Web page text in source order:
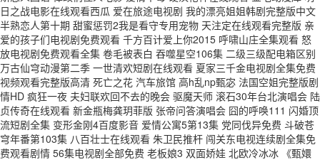
日之战电影在线观看西瓜 爱在旅途电视剧 我的漂亮姐姐韩剧完整版中文
半熟恋人第十期 甜蜜惩罚2我是看守专用宠物 天注定在线观看完整版 亲
爱的孩子们电视剧免费观看 千方百计爱上你2015 呼啸山庄全集观看 怒
放电视剧免费观看全集 卷毛被表白 吞噬星空106集 二级三级配电箱区别
万古仙穹动漫第二季 一世清欢短剧在线观看 夏家三千金电视剧全集免费
视频观看完整版高清 死亡之花 汽车旅馆 高h乱np甄宓 法国空姐完整版剧
情HD 疯狂一夜 夫妇联欢回不去的晚会 驱魔天师 滚石30年台北演唱会 陆
贞传奇在线观看 新金瓶梅龚玥菲版 张帝问答演唱会 囧的呼唤111 闪婚顶
流短剧全集 变形金刚4百度影音 爱情公寓5第13集 党同伐异免费 斗破苍
穹年番第103集 八百壮士在线观看 朱卫民推杆 闯关东电视连续剧全集免
费观看剧情 56集电视剧全部免费 老板娘3 双面娇娃 北欧冷冰冰 《甄嬛